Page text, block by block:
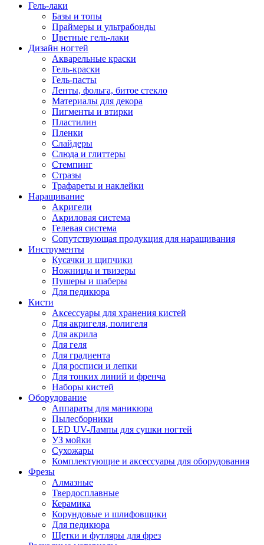
Гель-лаки
Базы и топы
Праймеры и ультрабонды
Цветные гель-лаки
Дизайн ногтей
Акварельные краски
Гель-краски
Гель-пасты
Ленты, фольга, битое стекло
Материалы для декора
Пигменты и втирки
Пластилин
Пленки
Слайдеры
Слюда и глиттеры
Стемпинг
Стразы
Трафареты и наклейки
Наращивание
Акригели
Акриловая система
Гелевая система
Сопутствующая продукция для наращивания
Инструменты
Кусачки и щипчики
Ножницы и твизеры
Пушеры и шаберы
Для педикюра
Кисти
Аксессуары для хранения кистей
Для акригеля, полигеля
Для акрила
Для геля
Для градиента
Для росписи и лепки
Для тонких линий и френча
Наборы кистей
Оборудование
Аппараты для маникюра
Пылесборники
LED UV-Лампы для сушки ногтей
УЗ мойки
Сухожары
Комплектующие и аксессуары для оборудования
Фрезы
Алмазные
Твердосплавные
Керамика
Корундовые и шлифовщики
Для педикюра
Щетки и футляры для фрез